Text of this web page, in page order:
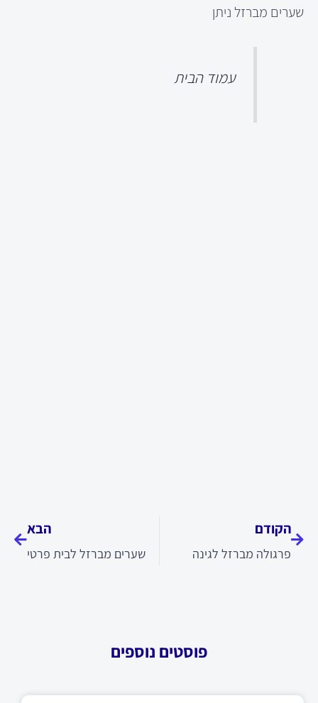
שערים מברזל ניתן
עמוד הבית
הקודם
פרגולה מברזל לגינה
הבא
שערים מברזל לבית פרטי
פוסטים נוספים